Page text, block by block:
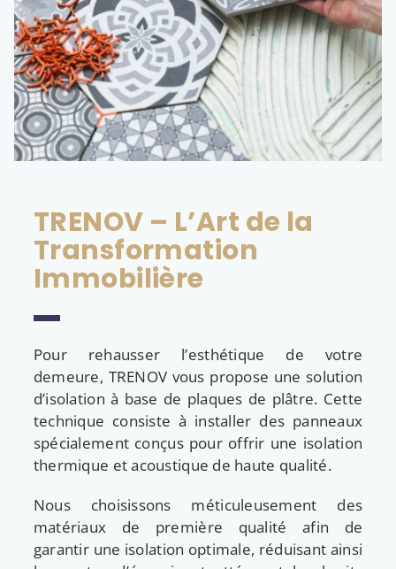
TRENOV – L’Art de la
Transformation
Immobilière
Pour rehausser l’esthétique de votre
demeure, TRENOV vous propose une solution
d’isolation à base de plaques de plâtre. Cette
technique consiste à installer des panneaux
spécialement conçus pour offrir une isolation
thermique et acoustique de haute qualité.
Nous choisissons méticuleusement des
matériaux de première qualité afin de
garantir une isolation optimale, réduisant ainsi